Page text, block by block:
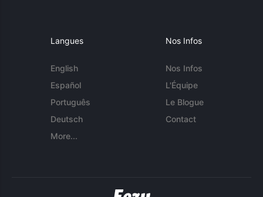
Langues
English
Español
Português
Deutsch
More...
Nos Infos
Nos Infos
L'Équipe
Le Blogue
Contact